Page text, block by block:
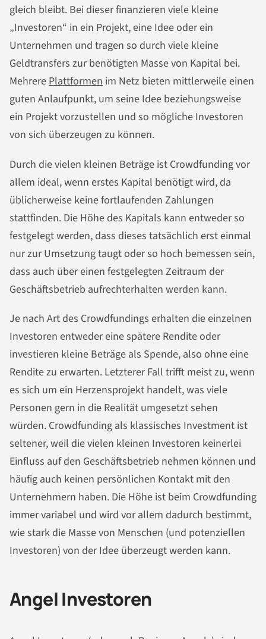
gleich bleibt. Bei dieser finanzieren viele kleine
„Investoren“ in ein Projekt, eine Idee oder ein
Unternehmen und tragen so durch viele kleine
Geldtransfers zur benötigten Masse von Kapital bei.
Mehrere Plattformen im Netz bieten mittlerweile einen
guten Anlaufpunkt, um seine Idee beziehungsweise
ein Projekt vorzustellen und so mögliche Investoren
von sich überzeugen zu können.
Durch die vielen kleinen Beträge ist Crowdfunding vor
allem ideal, wenn erstes Kapital benötigt wird, da
üblicherweise keine fortlaufenden Zahlungen
stattfinden. Die Höhe des Kapitals kann entweder so
festgelegt werden, dass dieses tatsächlich erst einmal
nur zur Umsetzung taugt oder so hoch bemessen sein,
dass auch über einen festgelegten Zeitraum der
Geschäftsbetrieb aufrechterhalten werden kann.
Je nach Art des Crowdfundings erhalten die einzelnen
Investoren entweder eine spätere Rendite oder
investieren kleine Beträge als Spende, also ohne eine
Rendite zu erwarten. Letzterer Fall trifft meist zu, wenn
es sich um ein Herzensprojekt handelt, was viele
Personen gern in die Realität umgesetzt sehen
würden. Crowdfunding als klassisches Investment ist
seltener, weil die vielen kleinen Investoren keinerlei
Einfluss auf den Geschäftsbetrieb nehmen können und
häufig auch keinen persönlichen Kontakt mit den
Unternehmern haben. Die Höhe ist beim Crowdfunding
immer variabel und wird vor allem dadurch bestimmt,
wie stark die Masse von Menschen (und potenziellen
Investoren) von der Idee überzeugt werden kann.
Angel Investoren